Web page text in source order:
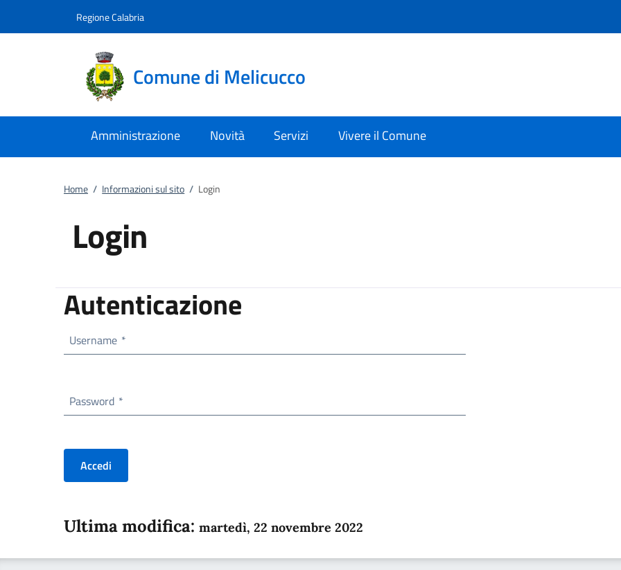
Regione Calabria
Comune di Melicucco
Amministrazione Novità Servizi Vivere il Comune
Home / Informazioni sul sito / Login
Login
Autenticazione
Username *
Password *
Accedi
Ultima modifica: martedì, 22 novembre 2022